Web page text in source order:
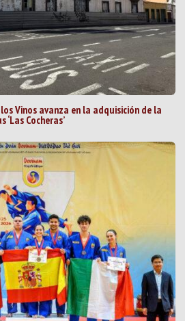
Vinos avanza en la adquisición de la
Cocheras’